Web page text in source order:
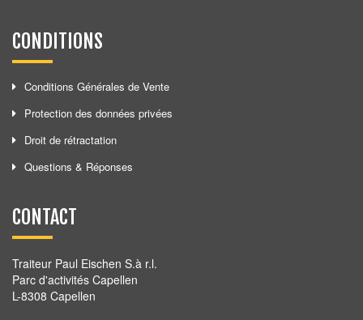
CONDITIONS
Conditions Générales de Vente
Protection des données privées
Droit de rétractation
Questions & Réponses
CONTACT
Traiteur Paul Eischen S.à r.l.
Parc d'activités Capellen
L-8308 Capellen